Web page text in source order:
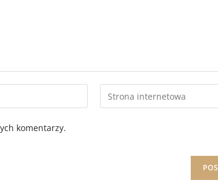
komentarzy.